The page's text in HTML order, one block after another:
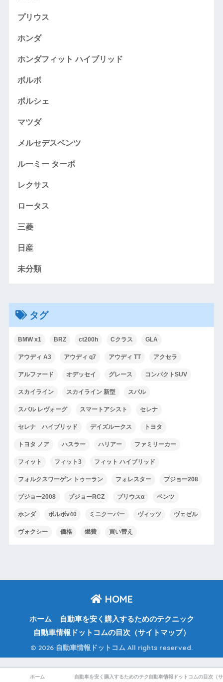
プリウス
ホンダ
ホンダフィット ハイブリッド
ボルボ
ポルシェ
マツダ
メルセデスベンツ
ルーミー ターボ
レクサス
ロータス
三菱
日産
未分類
タグ
BMW x1 BRZ ct200h Cクラス GLA
アウディ A3 アウディ q7 アウディ TT アクセラ
アルファード オデッセイ グレース コンパクトSUV
スカイライン スカイライン 新型 スバル
スバル レヴォーグ スマートアシスト セレナ
セレナ ハイブリッド デイズルークス トヨタ
トヨタ ノア ハスラー ハリアー ファミリーカー
フィット フィット3 フィット ハイブリッド
フォルクスワーゲン トゥーラン フォレスター プジョー208
プジョー2008 プジョーRCZ プリウスα ベンツ
ホンダ ボルボv40 ミニクーパー ヴィッツ ヴェゼル
ヴォクシー 価格 燃費 買い替え
HOME
ホーム
自動車を安く購入するためのテクニック
自動車情報ドットコムの目次（サイトマップ）
© 2026 自動車情報ドットコム All rights reserved.
ホーム 自動車を安く購入するためのテクニック自動車情報ドットコムの目次（